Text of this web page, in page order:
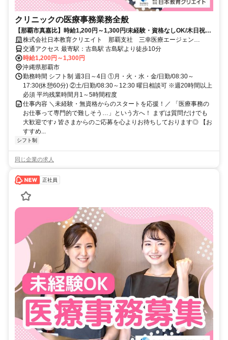
クリニックの医療事務業務全般
【那覇市真嘉比】時給1,200円～1,300円/未経験・資格なしOK/木日祝休
み/医療事務/島袋整形外科
株式会社日本教育クリエイト 那覇支社 三幸医療エージェン
ト/269266
交通アクセス 最寄駅：古島駅 古島駅より徒歩10分
時給1,200円～1,300円
沖縄県那覇市
勤務時間 シフト制 週3日～4日 ①月・火・水・金/日勤/08:30～
17:30(休憩60分) ②土/日勤/08:30～12:30 曜日相談可 ※週20時間以上
必須 平均残業時間月1～5時間程度
仕事内容 ＼未経験・無資格からのスタートを応援！／ 「医療事務の
お仕事って専門的で難しそう…」という方へ！ まずは質問だけでも
大歓迎です♪ 皆さまからのご応募を心よりお待ちしております◎ 【お
すすめ...
シフト制
同じ企業の求人
正社員